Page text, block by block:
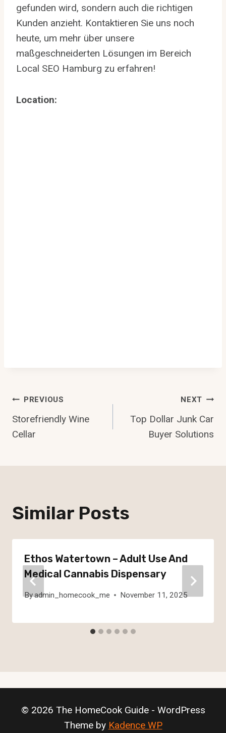
gefunden wird, sondern auch die richtigen
Kunden anzieht. Kontaktieren Sie uns noch
heute, um mehr über unsere
maßgeschneiderten Lösungen im Bereich
Local SEO Hamburg zu erfahren!
Location:
Post
Navigation
PREVIOUS
Storefriendly Wine
Cellar
NEXT
Top Dollar Junk Car
Buyer Solutions
Similar Posts
Ethos Watertown – Adult Use And
Medical Cannabis Dispensary
Byadmin_homecook_me November 11, 2025
© 2026 The HomeCook Guide - WordPress
Theme by Kadence WP